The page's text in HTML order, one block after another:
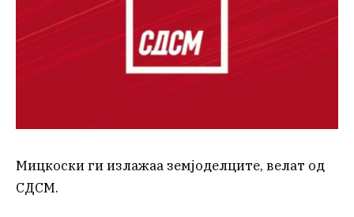
Мицкоски ги излажаа земјоделците, велат од
СДСМ.